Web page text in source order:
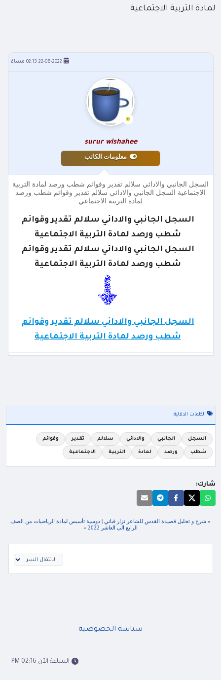
لمادة التربية الاجتماعية
22-08-2022 02:13 مساءً
surur wishahee
معلومات الكاتب
السجل الجانبي والادائي سلالم تقدير وقوائم شطب ورصد لمادة التربية
الاجتماعية السجل الجانبي والادائي سلالم تقدير وقوائم شطب ورصد
لمادة التربية الاجتماعي
السجل الجانبي والادائي سلالم تقدير وقوائم
شطب ورصد لمادة التربية الاجتماعية
السجل الجانبي والادائي سلالم تقدير وقوائم
شطب ورصد لمادة التربية الاجتماعية
السجل الجانبي والادائي سلالم تقدير وقوائم
شطب ورصد لمادة التربية الاجتماعية
الكلمات الدلالية
السجل الجانبي والادائي سلالم تقدير وقوائم
شطب ورصد لمادة التربية الاجتماعية
شارك:
« شرح و تحليل قصيدة القدس للشاعر نزار قباني | دوسية تأسيس لمادة الرياضيات من الصف
الرابع الى العاشر 2022
»
سياسة الخصوصيه
الساعة الآن 02:16 PM